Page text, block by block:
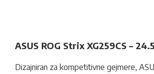
ASUS ROG Strix XG259CS –
Dizajniran za kompetitivne gejmere,